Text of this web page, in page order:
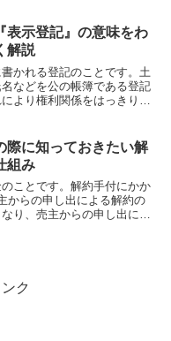
ら棟木の上端までの高さと
し、瓦や鬼瓦は含まれま
件を満たせば、屋上に出
室やエレベーター塔などは
合があります。10mの地域
敷地面積などの条件をクリ
会の許可が必要となること
はあまり現実的ではありま
及び交通費などが含まれ
地の地盤や耐久力を調べ
や確認申請料、竣工検査
。具体的な建築諸費用の内
うになっている。・現場の
監督の人件費、現場事務
住宅瑕疵担保責任保険をは
火災保険料や地震保険料な
件費現場で働く職人や作
・交通費現場への移動にか
地盤調査費敷地の地盤や耐
ための調査費用・確認申請
不動産取得税不動産を取
税される不動産取得税・
表示登記』の意味をわ
解説
かれる登記のことです。 土
などを公の帳簿である登記
より権利関係をはっきりさ
類、構造、床面積が表示さ
後1ヵ月以内に手続きを行
の表示登記により不動産を
する登記が正確に円滑に行
基本的には所有者であるほ
があります。
際に知っておきたい解
組み
ことです。解約手付にかか
からの申し出による解約の
り、売主からの申し出によ
意がなくとも、一方の行動
し、
ク